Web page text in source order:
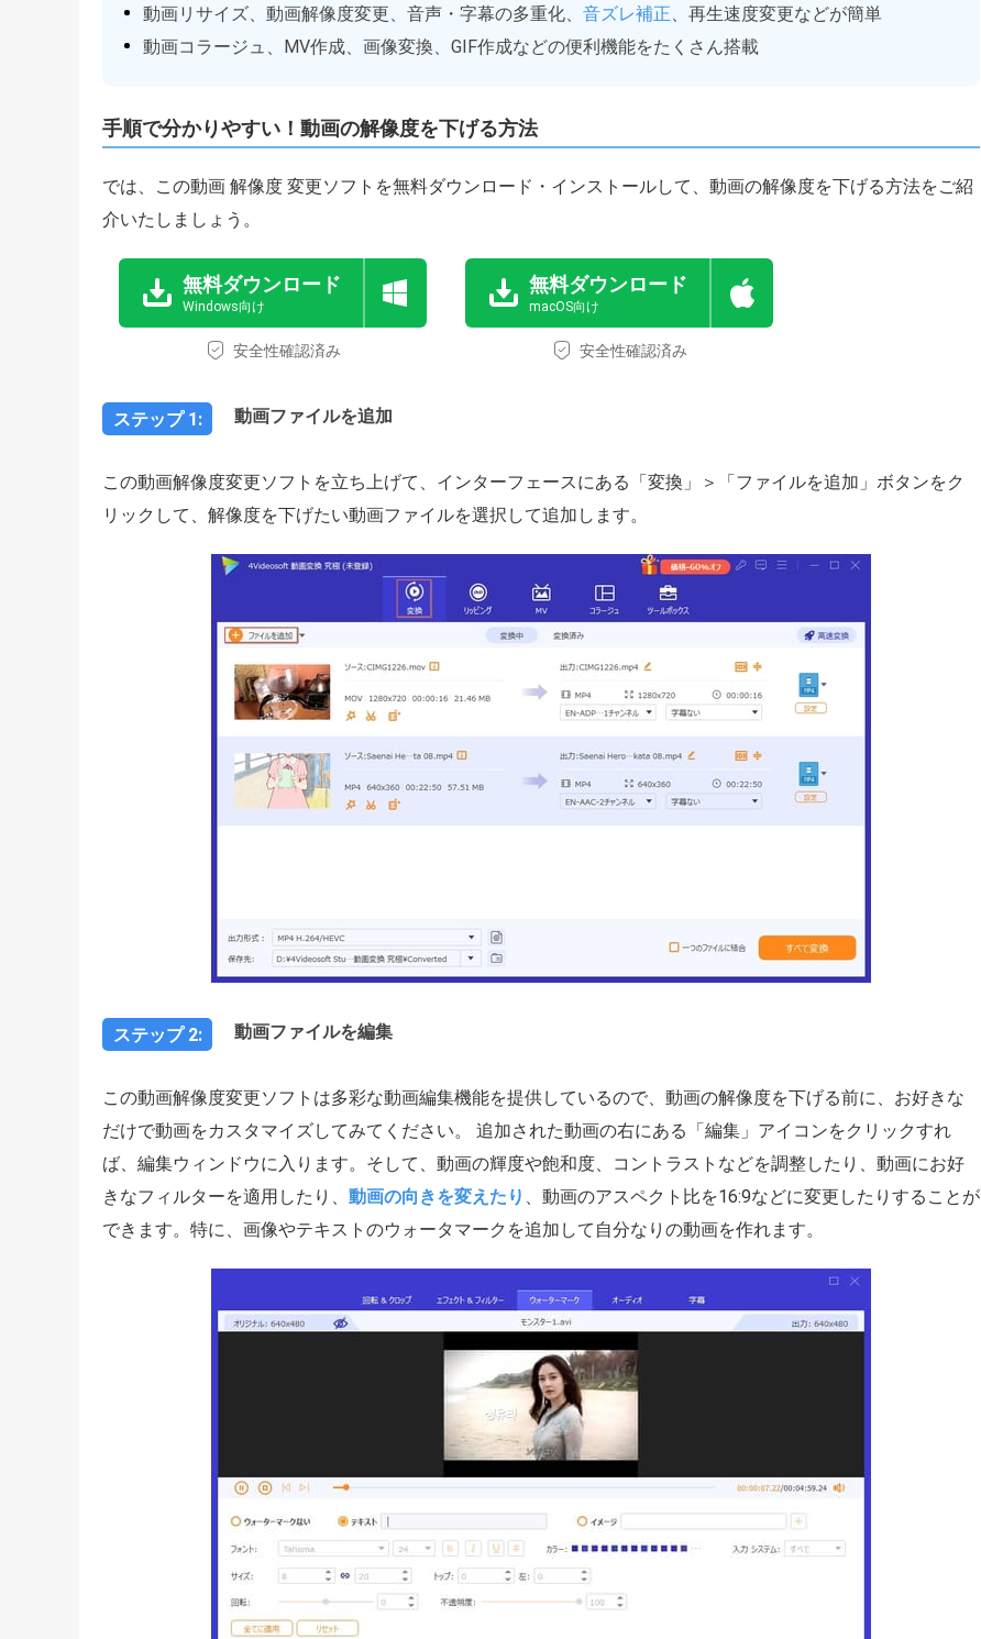
動画リサイズ、動画解像度変更、音声・字幕の多重化、 音ズレ補正、再生速度変更などが簡単
動画コラージュ、MV作成、画像変換、GIF作成などの便利機能をたくさん搭載
手順で分かりやすい！動画の解像度を下げる方法
では、この動画 解像度 変更ソフトを無料ダウンロード・インストールして、動画の解像度を下げる方法をご紹
介いたしましょう。
無料ダウンロード
Windows向け
安全性確認済み
無料ダウンロード
macOS向け
安全性確認済み
ステップ 1: 動画ファイルを追加
この動画解像度変更ソフトを立ち上げて、インターフェースにある「変換」＞「ファイルを追加」ボタンをク
リックして、解像度を下げたい動画ファイルを選択して追加します。
ステップ 2: 動画ファイルを編集
この動画解像度変更ソフトは多彩な動画編集機能を提供しているので、動画の解像度を下げる前に、お好きな
だけで動画をカスタマイズしてみてください。 追加された動画の右にある「編集」アイコンをクリックすれ
ば、編集ウィンドウに入ります。そして、動画の輝度や飽和度、コントラストなどを調整したり、動画にお好
きなフィルターを適用したり、 動画の向きを変えたり 、動画のアスペクト比を16:9などに変更したりすることが
できます。特に、画像やテキストのウォータマークを追加して自分なりの動画を作れます。